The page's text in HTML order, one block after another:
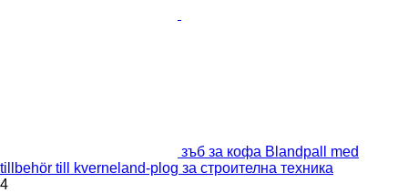
зъб за кофа Blandpall med
tillbehör till kverneland-plog за строителна техника
4